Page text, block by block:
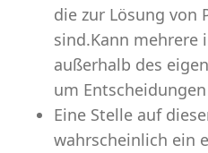
die zur Lösung von
sind.Kann mehrere
außerhalb des
um
Eine Stelle auf
wahrscheinlich ein